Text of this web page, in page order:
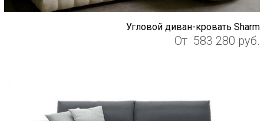
Угловой диван-кровать Sharm
От 583 280 руб.